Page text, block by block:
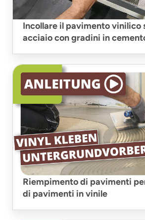
Incollare il pavimento vinilico
acciaio con gradini in
Riempimento di pavimenti
di pavimenti in vinile